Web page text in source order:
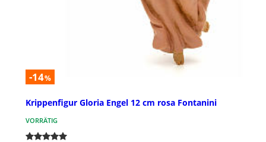
-14%
Krippenfigur Gloria Engel 12 cm rosa Fontanini
VORRÄTIG